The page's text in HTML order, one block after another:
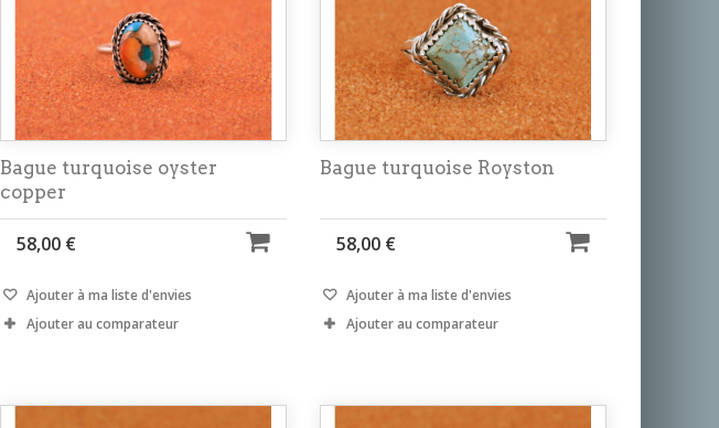
Bague turquoise oyster
copper
58,00 €
Ajouter à ma liste d'envies
Ajouter au comparateur
Bague turquoise Royston
58,00 €
Ajouter à ma liste d'envies
Ajouter au comparateur